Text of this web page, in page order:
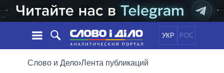
УКР РОС
НОВОСТИ
Слово и Дело›Лента публикаций